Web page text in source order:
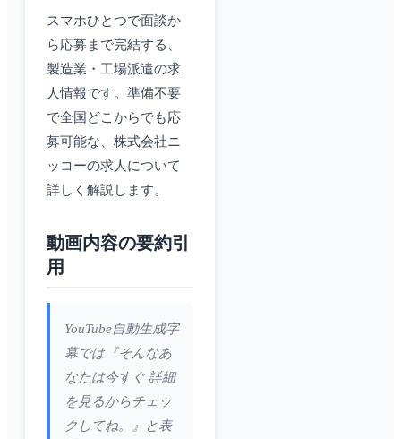
スマホひとつで面談か
ら応募まで完結する、
製造業・工場派遣の求
人情報です。準備不要
で全国どこからでも応
募可能な、株式会社ニ
ッコーの求人について
詳しく解説します。
動画内容の要約引
用
YouTube自動生成字
幕では『そんなあ
なたは今すぐ 詳細
を見るからチェッ
クしてね。』と表